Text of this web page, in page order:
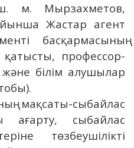
м. Мырзахметов,
Жастар агент
басқармасының
профессор-
білім алушылар
мақсаты-сыбайлас
ағарту, сыбайлас
төзбеушілікті